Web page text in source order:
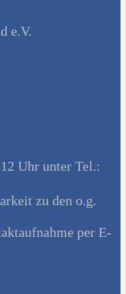
e.V.
Uhr unter Tel.:
zu den o.g.
per E-